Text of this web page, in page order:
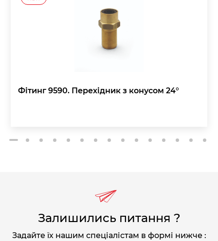
Фітинг 9590. Перехідник з конусом 24°
2 3 4 5 6 7 8 9 10 11 12 13 14 15
Залишились питання ?
Задайте їх нашим спеціалістам в формі нижче :